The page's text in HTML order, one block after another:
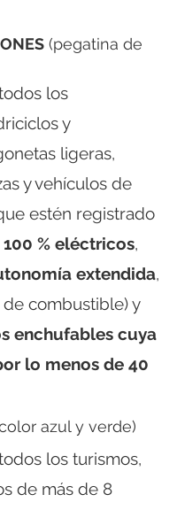
(pegatina de
los
y
ligeras,
y vehículos de
estén registrado
% eléctricos,
extendida,
de combustible) y
enchufables cuya
lo menos de 40
azul y verde)
los turismos,
de más de 8